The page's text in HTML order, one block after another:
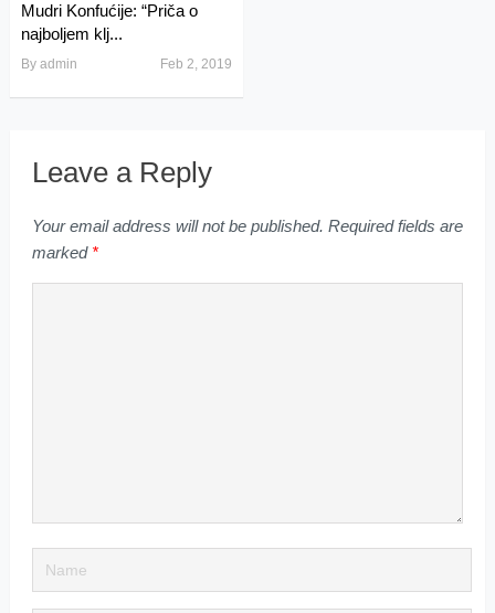
Mudri Konfućije: “Priča o
najboljem klj...
By admin Feb 2, 2019
Leave a Reply
Your email address will not be published. Required fields are
marked *